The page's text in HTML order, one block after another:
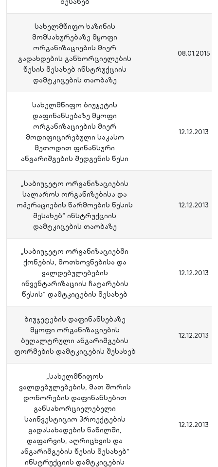
შესახებ
სახელმწიფო ხაზინის
მომსახურებაზე მყოფი
ორგანიზაციების მიერ
გადახდების განხორციელების
წესის შესახებ ინსტრუქციის
დამტკიცების თაობაზე
08.01.2015
სახელმწიფო ბიუჯეტის
დაფინანსებაზე მყოფი
ორგანიზაციების მიერ
მოდიფიცირებული საკასო
მეთოდით ფინანსური
ანგარიშგების შედგენის წესი
12.12.2013
„საბიუჯეტო ორგანიზაციების
სალაროს ორგანიზებისა და
ოპერაციების წარმოების წესის
შესახებ“ ინსტრუქციის
დამტკიცების თაობაზე
12.12.2013
„საბიუჯეტო ორგანიზაციებში
ქონების, მოთხოვნებისა და
ვალდებულებების
ინვენტარიზაციის ჩატარების
წესის“ დამტკიცების შესახებ
12.12.2013
ბიუჯეტების დაფინანსებაზე
მყოფი ორგანიზაციების
ბუღალტრული ანგარიშგების
ფორმების დამტკიცების შესახებ
12.12.2013
„სახელმწიფოს
ვალდებულებების, მათ შორის
დონორების დაფინანსებით
განსახორციელებელი
საინვესტიციო პროექტების
გადასახადების ნაწილში,
დაფარვის, აღრიცხვის და
ანგარიშგების წესის შესახებ“
ინსტრუქციის დამტკიცების
12.12.2013